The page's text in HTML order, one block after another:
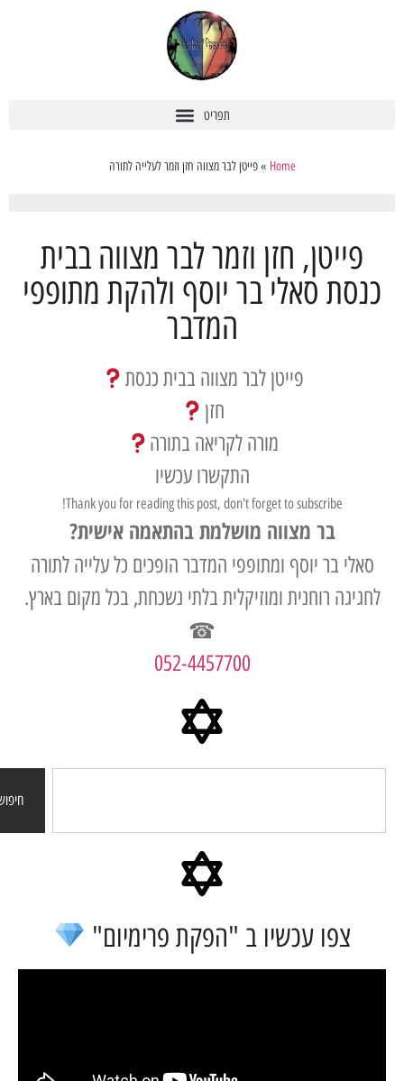
פייטן לבר מצווה חזן וזמר לעלייה לתורה
חזן וזמר לבר מצווה בבית
סאלי בר יוסף ולהקת מתופפי
המדבר
פייטן לבר מצווה בבית כנסת
מורה לקריאה בתורה
התקשרו עכשיו
Thank you for reading this post, don't forget to subscribe!
בר מצווה מושלמת בהתאמה אישית?
בר יוסף ומתופפי המדבר הופכים כל עלייה לתורה
רוחנית ומוזיקלית בלתי נשכחת, בכל מקום בארץ.
052-4457700
חיפוש באתר
צפו עכשיו ב "הפקת פרימיום"